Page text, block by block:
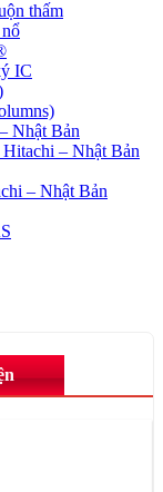
thấm
IC
Nhật Bản
– Nhật Bản
– Nhật Bản